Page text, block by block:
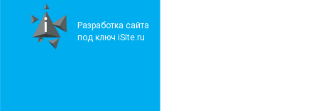
Разработка сайта
под ключ iSite.ru